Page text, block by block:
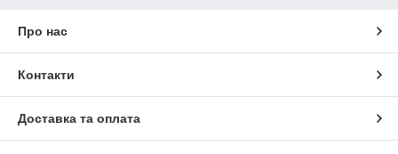
Про нас
Контакти
Доставка та оплата